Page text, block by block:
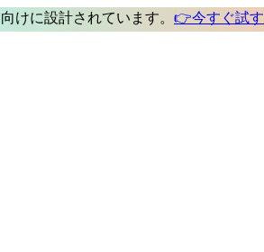
向けに設計されています。 👉今すぐ試す